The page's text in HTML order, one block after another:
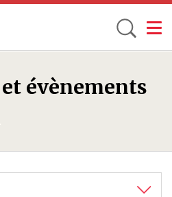
Toggle
évènements